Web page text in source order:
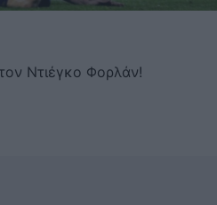
Ντιέγκο Φορλάν!